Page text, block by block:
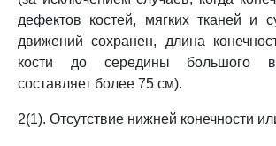
дефектов костей, мягких тканей и
движений сохранен, длина
кости до середины большого
составляет более 75 см).
2(1). Отсутствие нижней конечности